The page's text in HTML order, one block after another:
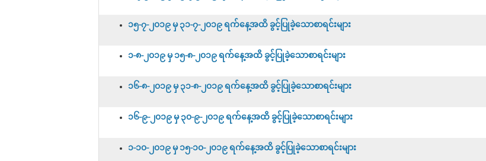
၁၅-၇-၂၀၁၉ မှ ၃၁-၇-၂၀၁၉ ရက်နေ့အထိ ခွင့်ပြုခဲ့သောစာရင်းများ
၁-၈-၂၀၁၉ မှ ၁၅-၈-၂၀၁၉ ရက်နေ့အထိ ခွင့်ပြုခဲ့သောစာရင်းများ
၁၆-၈-၂၀၁၉ မှ ၃၁-၈-၂၀၁၉ ရက်နေ့အထိ ခွင့်ပြုခဲ့သောစာရင်းများ
၁၆-၉-၂၀၁၉ မှ ၃၀-၉-၂၀၁၉ ရက်နေ့အထိ ခွင့်ပြုခဲ့သောစာရင်းများ
၁-၁၀-၂၀၁၉ မှ ၁၅-၁၀-၂၀၁၉ ရက်နေ့အထိ ခွင့်ပြုခဲ့သောစာရင်းများ